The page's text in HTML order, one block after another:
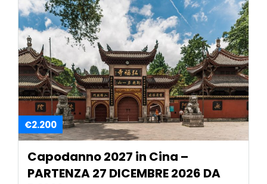
Cina Millenaria e Moderna: da Pechino a Shanghai Un
viaggio affascinante alla scoperta della Cina, tra
tradizione millenaria e modernità. Da Pechino, con la
Città Proibita, il Tempio del Cielo, la Grande Muraglia e
la vivace vita locale negli hutong, […]
11 giorni